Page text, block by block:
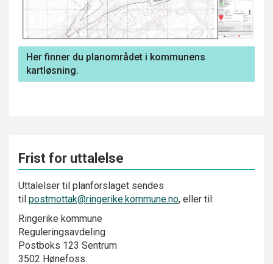
Her finner du planområdet i kommunens
kartløsning.
Frist for uttalelse
Uttalelser til planforslaget sendes
til postmottak@ringerike.kommune.no, eller til:
Ringerike kommune
Reguleringsavdeling
Postboks 123 Sentrum
3502 Hønefoss.